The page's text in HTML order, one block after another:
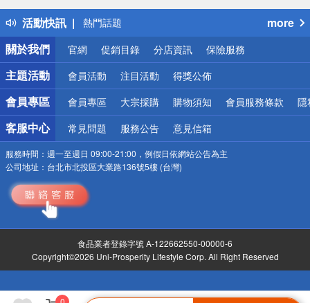
活動快訊
得獎公告
熱門話題
銀行優惠
偏遠地區配送
詐騙網頁！請小心！
more
關於我們
官網 促銷目錄 分店資訊 保險服務
主題活動 會員活動 注目活動 得獎公佈
會員專區 會員專區 大宗採購 購物須知 會員服務條款 隱
客服中心 常見問題 服務公告 意見信箱
服務時間： 週一至週日 09:00-21:00，例假日依網站公告為主
公司地址： 台北市北投區大業路136號5樓 (台灣)
食品業者登錄字號 A-122662550-00000-6
Copyright©2026 Uni-Prosperity Lifestyle Corp. All Right Reserved